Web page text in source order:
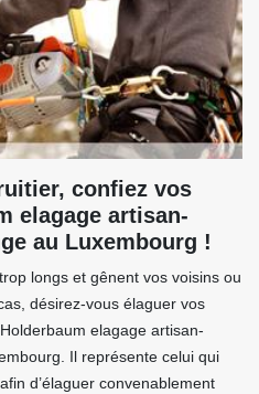
confiez vos
elagage artisan-
au Luxembourg !
longs et gênent vos voisins ou
désirez-vous élaguer vos
elagage artisan-
Il représente celui qui
d’élaguer convenablement